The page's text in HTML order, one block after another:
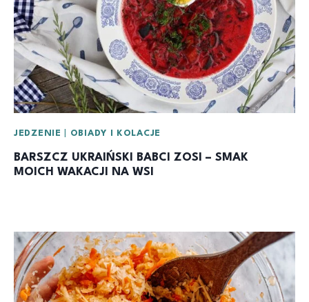
JEDZENIE OBIADY I KOLACJE
BARSZCZ UKRAIŃSKI BABCI ZOSI – SMAK
MOICH WAKACJI NA WSI